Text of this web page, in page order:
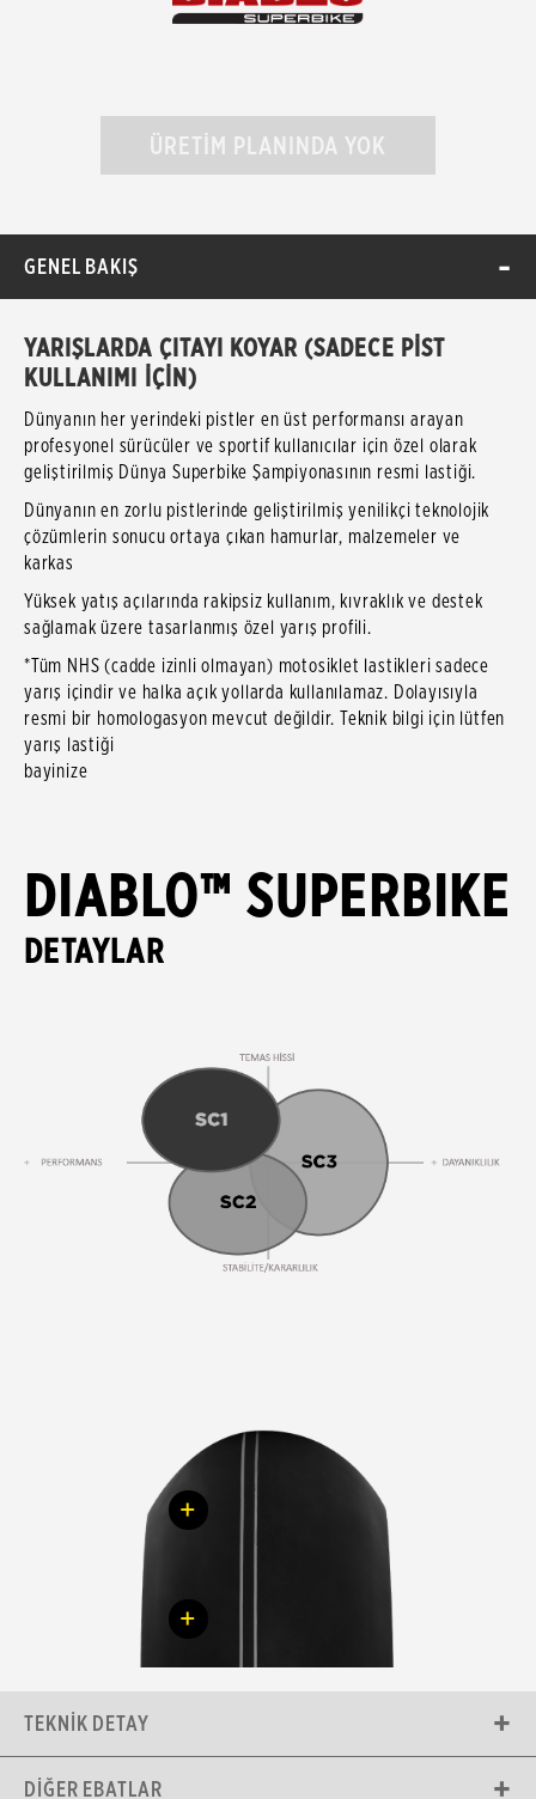
ÜRETİM PLANINDA YOK
GENEL BAKIŞ
YARIŞLARDA ÇITAYI KOYAR (SADECE PİST
KULLANIMI İÇİN)
Dünyanın her yerindeki pistler en üst performansı arayan
profesyonel sürücüler ve sportif kullanıcılar için özel olarak
geliştirilmiş Dünya Superbike Şampiyonasının resmi lastiği.
Dünyanın en zorlu pistlerinde geliştirilmiş yenilikçi teknolojik
çözümlerin sonucu ortaya çıkan hamurlar, malzemeler ve
karkas
Yüksek yatış açılarında rakipsiz kullanım, kıvraklık ve destek
sağlamak üzere tasarlanmış özel yarış profili.
*Tüm NHS (cadde izinli olmayan) motosiklet lastikleri sadece
yarış içindir ve halka açık yollarda kullanılamaz. Dolayısıyla
resmi bir homologasyon mevcut değildir. Teknik bilgi için lütfen
yarış lastiği
bayinize
DIABLO™ SUPERBIKE
DETAYLAR
+
+
TEKNIK DETAY
DIĞER EBATLAR